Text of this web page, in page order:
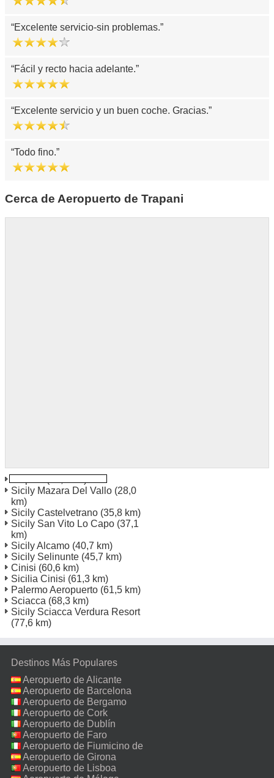
Excelente servicio-sin problemas.
Fácil y recto hacia adelante.
Excelente servicio y un buen coche. Gracias.
Todo fino.
Cerca de Aeropuerto de Trapani
Sicily Mazara Del Vallo (28,0
km)
Sicily Castelvetrano (35,8 km)
Sicily San Vito Lo Capo (37,1
km)
Sicily Alcamo (40,7 km)
Sicily Selinunte (45,7 km)
Cinisi (60,6 km)
Sicilia Cinisi (61,3 km)
Palermo Aeropuerto (61,5 km)
Sciacca (68,3 km)
Sicily Sciacca Verdura Resort
(77,6 km)
Destinos Más Populares
Aeropuerto de Alicante
Aeropuerto de Barcelona
Aeropuerto de Bergamo
Aeropuerto de Cork
Aeropuerto de Dublín
Aeropuerto de Faro
Aeropuerto de Fiumicino de
Roma
Aeropuerto de Girona
Aeropuerto de Lisboa